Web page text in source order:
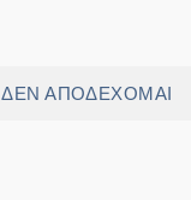
ΔΕΝ ΑΠΟΔΈΧΟΜΑΙ
Visa